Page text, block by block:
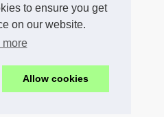
to ensure you get
on our website.
more
Allow cookies